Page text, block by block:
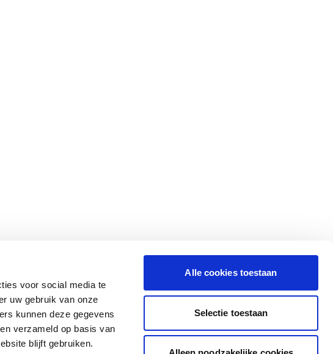
voor social media te
uw gebruik van onze
kunnen deze gegevens
verzameld op basis van
blijft gebruiken.
Alle cookies toestaan
Selectie toestaan